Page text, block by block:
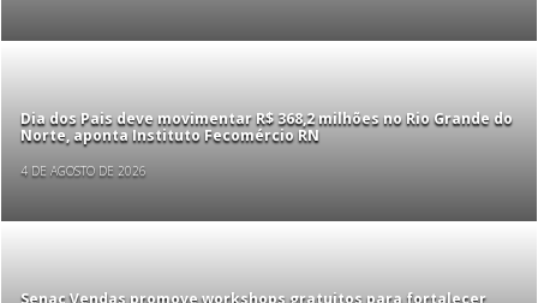
Dia dos Pais deve movimentar R$ 368,2 milhões no Rio Grande do
Norte, aponta Instituto Fecomércio RN
4 DE AGOSTO DE 2026
Senac Vendas promove workshops gratuitos para fortalecer